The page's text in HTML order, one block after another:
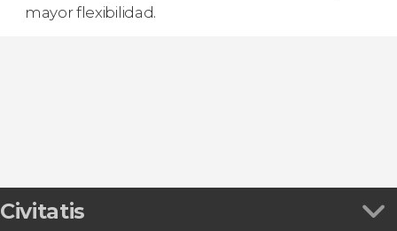
mayor flexibilidad.
Civitatis